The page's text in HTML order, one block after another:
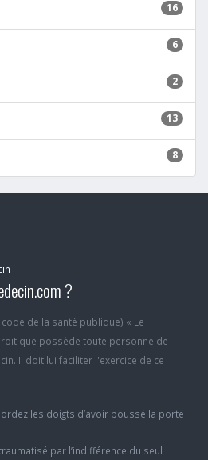
16
6
2
13
8
?
de la santé publique) « Le
que possède toute personne de
Il doit lui faciliter l'exercice de ce
les doigts d’avoir poussé la porte
par l’indifférence du seul